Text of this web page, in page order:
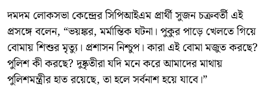
দমদম লোকসভা কেন্দ্রের সিপিআইএম প্রার্থী সুজন চক্রবর্তী এই
প্রসঙ্গে বলেন, “ভয়ঙ্কর, মর্মান্তিক ঘটনা। পুকুর পাড়ে খেলতে গিয়ে
বোমায় শিশুর মৃত্যু। প্রশাসন নিশ্চুপ। কারা এই বোমা মজুত করছে?
পুলিশ কী করছে? দুষ্কৃতীরা যদি মনে করে আমাদের মাথায়
পুলিশমন্ত্রীর হাত রয়েছে, তা হলে সর্বনাশ হয়ে যাবে।”